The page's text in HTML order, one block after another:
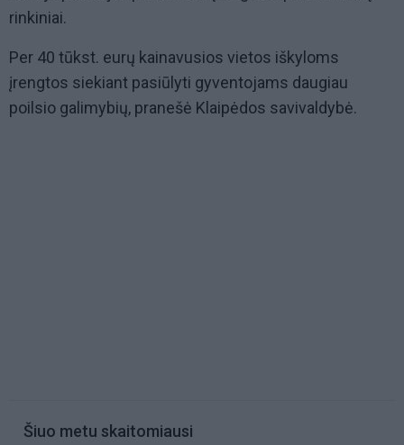
rinkiniai.
Per 40 tūkst. eurų kainavusios vietos iškyloms
įrengtos siekiant pasiūlyti gyventojams daugiau
poilsio galimybių, pranešė Klaipėdos savivaldybė.
Šiuo metu skaitomiausi